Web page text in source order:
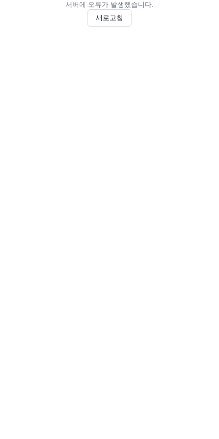
서버에 오류가 발생했습니다.
새로고침